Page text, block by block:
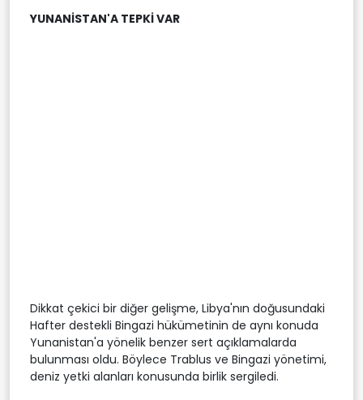
YUNANİSTAN'A TEPKİ VAR
Dikkat çekici bir diğer gelişme, Libya'nın doğusundaki
Hafter destekli Bingazi hükümetinin de aynı konuda
Yunanistan'a yönelik benzer sert açıklamalarda
bulunması oldu. Böylece Trablus ve Bingazi yönetimi,
deniz yetki alanları konusunda birlik sergiledi.